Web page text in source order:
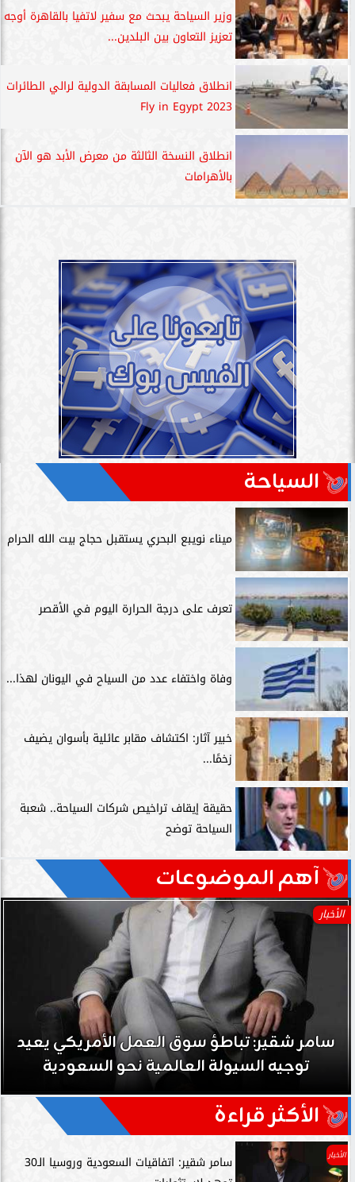
وزير السياحة يبحث مع سفير لاتفيا بالقاهرة أوجه
تعزيز التعاون بين البلدين...
انطلاق فعاليات المسابقة الدولية لرالي الطائرات
Fly in Egypt 2023
انطلاق النسخة الثالثة من معرض الأبد هو الآن
بالأهرامات
السياحة
ميناء نويبع البحري يستقبل حجاج بيت الله الحرام
تعرف على درجة الحرارة اليوم في الأقصر
وفاة واختفاء عدد من السياح في اليونان لهذا...
خبير آثار: اكتشاف مقابر عائلية بأسوان يضيف
زخمًا...
حقيقة إيقاف تراخيص شركات السياحة.. شعبة
السياحة توضح
آهم الموضوعات
الأخبار
سامر شقير: تباطؤ سوق العمل الأمريكي يعيد
توجيه السيولة العالمية نحو السعودية
الأكثر قراءة
الأخبار
سامر شقير: اتفاقيات السعودية وروسيا الـ30